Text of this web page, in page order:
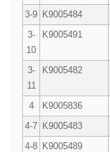
3-9 K9005484
3-
10
K9005491
3-
11
K9005482
4 K9005836
4-7 K9005483
4-8 K9005489